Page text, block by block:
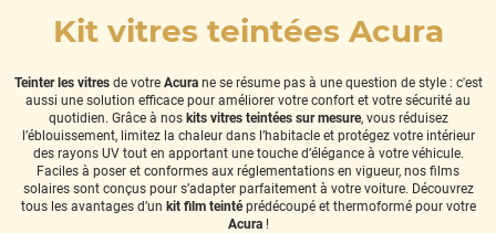
Kit vitres teintées Acura
Teinter les vitresde votre Acurane se résume pas à une question de style : c'est
aussi une solution efficace pour améliorer votre confort et votre sécurité au
quotidien. Grâce à nos kits vitres teintées sur mesure, vous réduisez
l’éblouissement, limitez la chaleur dans l’habitacle et protégez votre intérieur
des rayons UV tout en apportant une touche d’élégance à votre véhicule.
Faciles à poser et conformes aux réglementations en vigueur, nos films
solaires sont conçus pour s’adapter parfaitement à votre voiture. Découvrez
tous les avantages d’un kit film teintéprédécoupé et thermoformé pour votre
Acura!